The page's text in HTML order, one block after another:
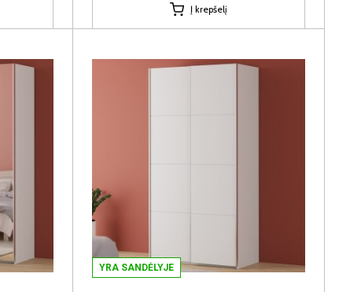
Į krepšelį
YRA SANDĖLYJE